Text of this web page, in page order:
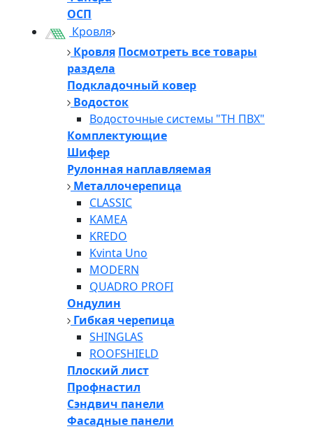
ОСП
Кровля
Кровля Посмотреть все товары
раздела
Подкладочный ковер
Водосток
Водосточные системы "ТН ПВХ"
Комплектующие
Шифер
Рулонная наплавляемая
Металлочерепица
CLASSIC
KAMEA
KREDO
Kvinta Uno
MODERN
QUADRO PROFI
Ондулин
Гибкая черепица
SHINGLAS
ROOFSHIELD
Плоский лист
Профнастил
Сэндвич панели
Фасадные панели